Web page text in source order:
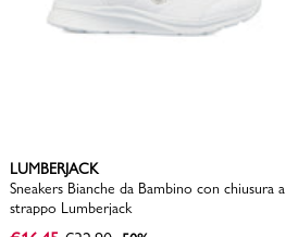
LUMBERJACK
Sneakers Bianche da Bambino con chiusura a
strappo Lumberjack